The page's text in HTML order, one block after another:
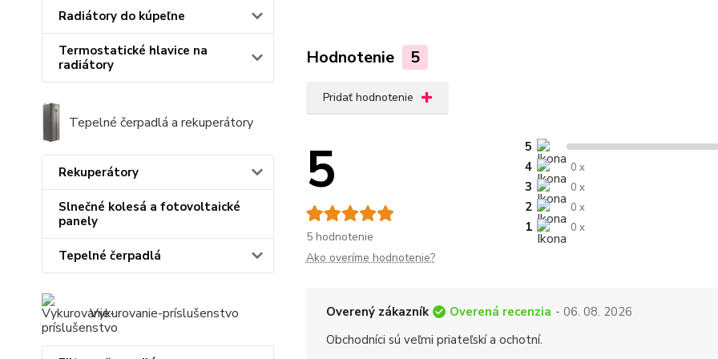
Radiátory do kúpeľne
Termostatické hlavice na
radiátory
Tepelné čerpadlá a rekuperátory
Rekuperátory
Slnečné kolesá a fotovoltaické
panely
Tepelné čerpadlá
Vykurovanie-príslušenstvo
Hodnotenie 5
Pridať hodnotenie
5
5 hodnotenie
5
4
0 x
3 0 x
2 0 x
1 0 x
Ako overíme hodnotenie?
Overený zákazník Overená recenzia - 06. 08. 2026
Obchodníci sú veľmi priateľskí a ochotní.